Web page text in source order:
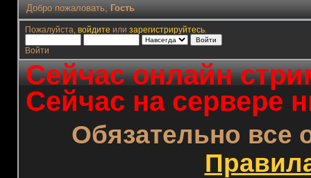
Добро пожаловать, Гость
Пожалуйста, войдите или зарегистрируйтесь.
Войти
Сейчас онлайн
Сейчас на сервере
Обязательно все